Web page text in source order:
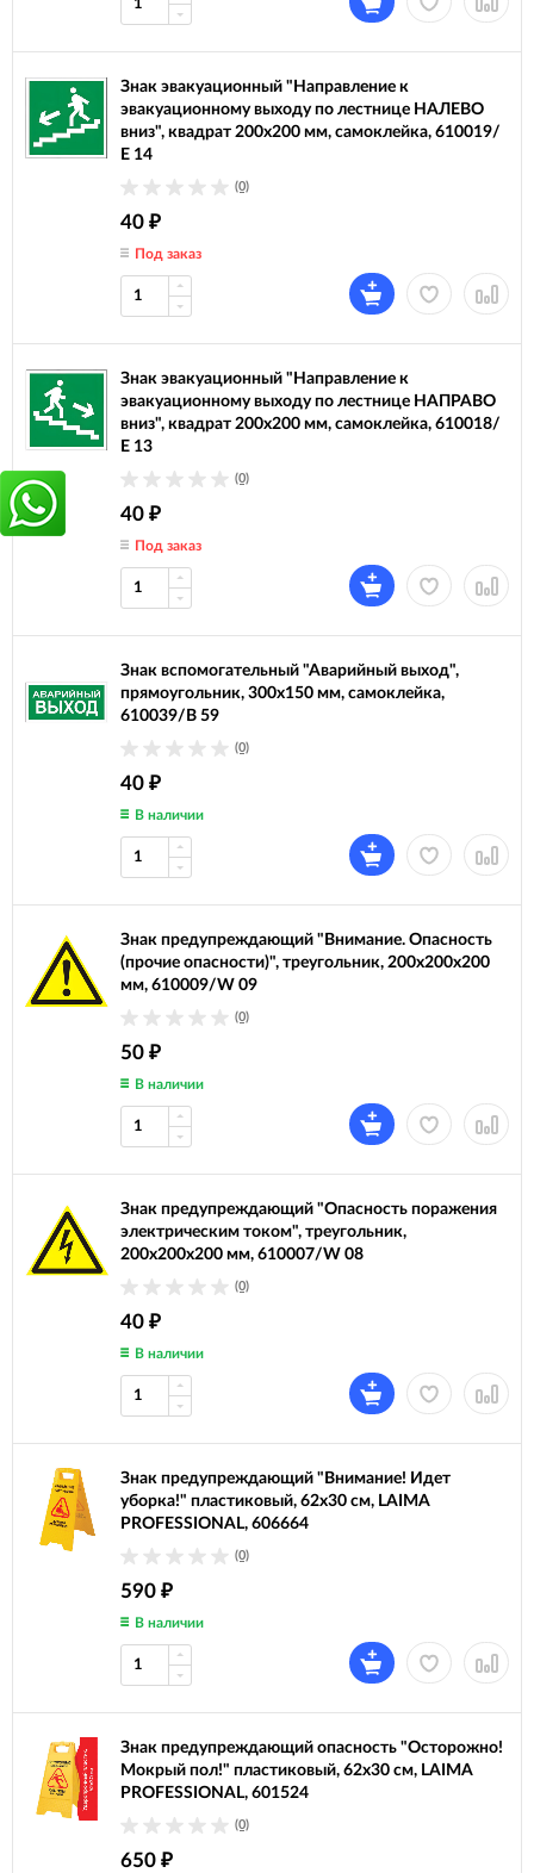
Знак эвакуационный "Направление к
эвакуационному выходу по лестнице НАЛЕВО
вниз", квадрат 200х200 мм, самоклейка, 610019/
Е 14
(0)
40 ₽
Под заказ
Знак эвакуационный "Направление к
эвакуационному выходу по лестнице НАПРАВО
вниз", квадрат 200х200 мм, самоклейка, 610018/
Е 13
(0)
40 ₽
Под заказ
Знак вспомогательный "Аварийный выход",
прямоугольник, 300х150 мм, самоклейка,
610039/В 59
(0)
40 ₽
В наличии
Знак предупреждающий "Внимание. Опасность
(прочие опасности)", треугольник, 200х200х200
мм, 610009/W 09
(0)
50 ₽
В наличии
Знак предупреждающий "Опасность поражения
электрическим током", треугольник,
200х200х200 мм, 610007/W 08
(0)
40 ₽
В наличии
Знак предупреждающий "Внимание! Идет
уборка!" пластиковый, 62х30 см, LAIMA
PROFESSIONAL, 606664
(0)
590 ₽
В наличии
Знак предупреждающий опасность "Осторожно!
Мокрый пол!" пластиковый, 62х30 см, LAIMA
PROFESSIONAL, 601524
(0)
650 ₽